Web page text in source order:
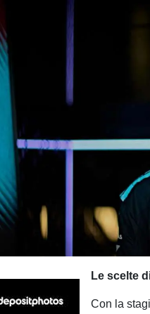
Le scelte
Con la